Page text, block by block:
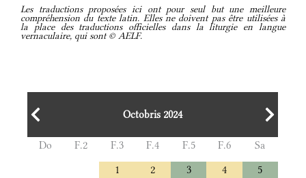
Les traductions proposées ici ont pour seul but une meilleure
compréhension du texte latin. Elles ne doivent pas être utilisées à
la place des traductions officielles dans la liturgie en langue
vernaculaire, qui sont © AELF.
Octobris 2024
Do F.2 F.3 F.4 F.5 F.6
Sa
1
2 3 4 5